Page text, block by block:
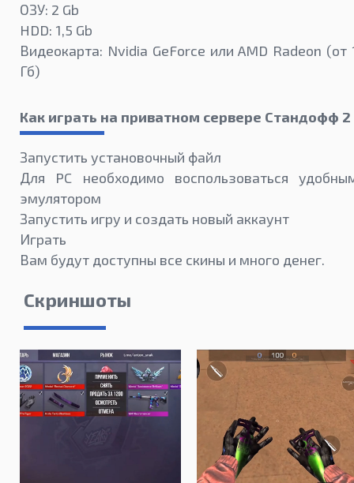
ОЗУ: 2 Gb
HDD: 1,5 Gb
Видеокарта: Nvidia GeForce или AMD Radeon (от
Гб)
Как играть на приватном сервере Стандофф 2
Запустить установочный файл
Для PC необходимо воспользоваться
эмулятором
Запустить игру и создать новый аккаунт
Играть
Вам будут доступны все скины и много денег.
Скриншоты